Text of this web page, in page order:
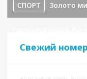
СПОРТ Золото
бойца ММА и
Свежий